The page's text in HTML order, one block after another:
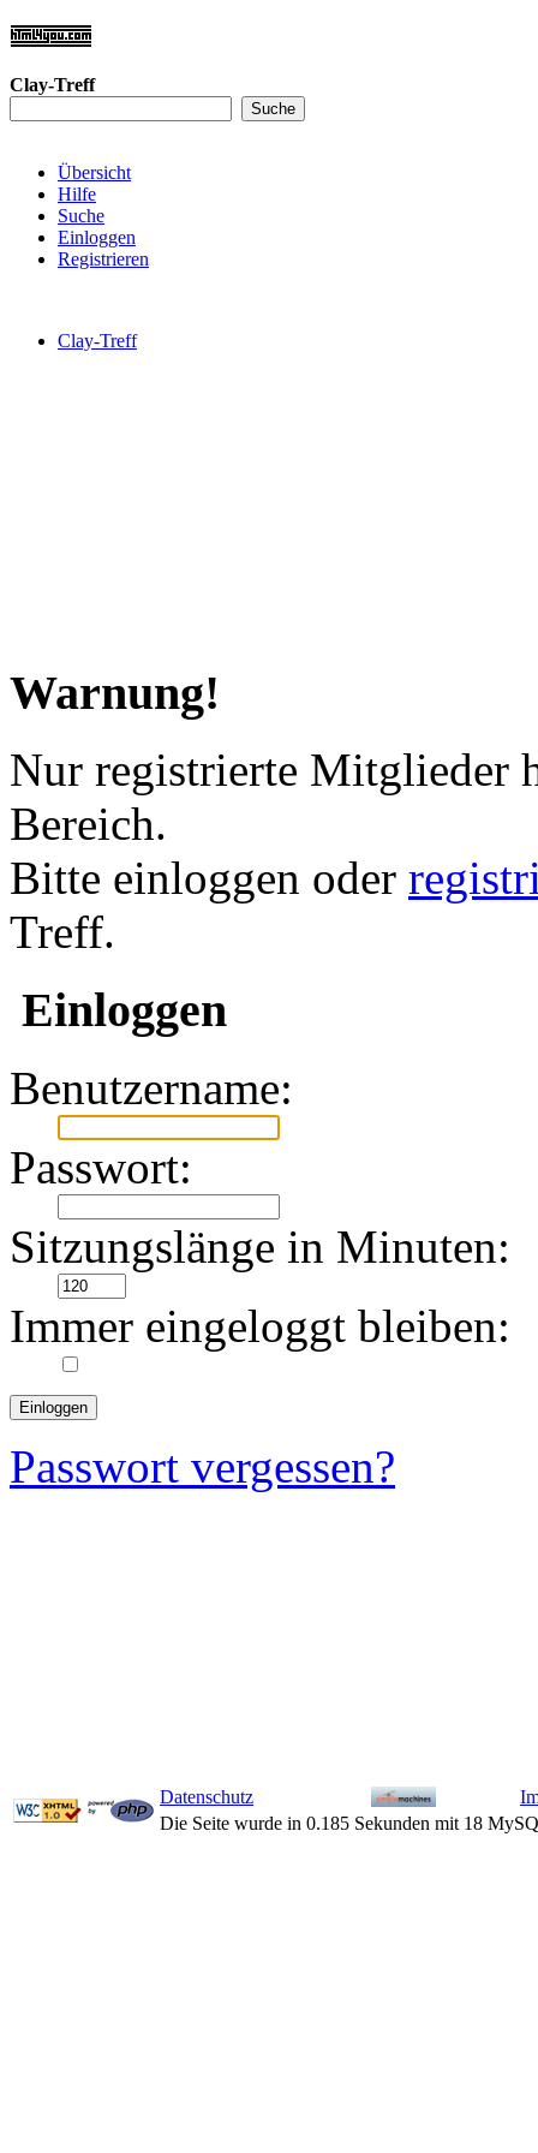
Clay-Treff
Übersicht
Hilfe
Suche
Einloggen
Registrieren
Clay-Treff
Warnung!
Nur registrierte Mitglieder
Bereich.
Bitte einloggen oder
Treff.
Einloggen
Benutzername:
Passwort:
Sitzungslänge in Minuten:
Immer eingeloggt bleiben:
Passwort vergessen?
Datenschutz
Die Seite wurde in 0.185 Sekunden mit 18